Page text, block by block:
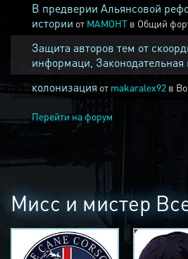
В предверии Альянсовой
истории от MAMOHT в Общий
Защита авторов тем от
информаци, Законодательная
колонизация от makaralex92 в
Перейти на форум
Мисс и мистер